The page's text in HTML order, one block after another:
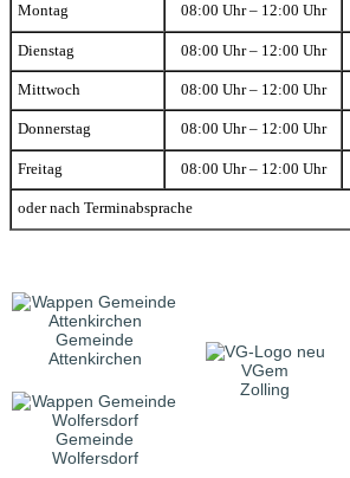
Montag 08:00 Uhr – 12:00 Uhr
Dienstag 08:00 Uhr – 12:00 Uhr
Mittwoch 08:00 Uhr – 12:00 Uhr
Donnerstag 08:00 Uhr – 12:00 Uhr
Freitag 08:00 Uhr – 12:00 Uhr
oder nach Terminabsprache
Gemeinde
Attenkirchen
VGem
Zolling
Gemeinde
Wolfersdorf